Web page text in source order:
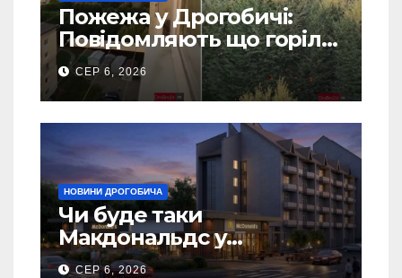
Пожежа у Дрогобичі:
Повідомляють що горіло
5 гаражів (Відео)
СЕР 6, 2026
НОВИНИ ДРОГОБИЧА
Чи буде таки
Макдональдс у
Дрогобичі? (Фото)
СЕР 6, 2026